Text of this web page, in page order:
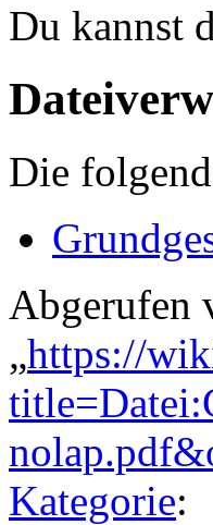
Du kannst
Die
Abgerufen
„https://
Kategorie: